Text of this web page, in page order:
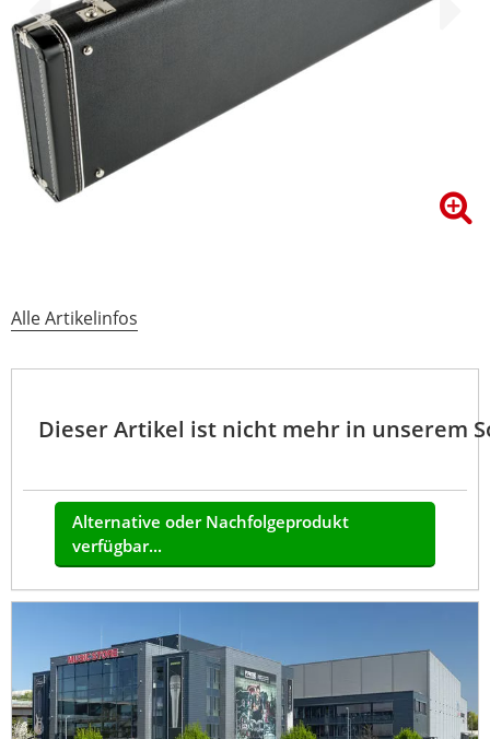
Alle Artikelinfos
Dieser Artikel ist nicht mehr in unserem
Alternative oder Nachfolgeprodukt
verfügbar...